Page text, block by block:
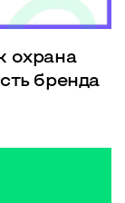
охрана
бренда